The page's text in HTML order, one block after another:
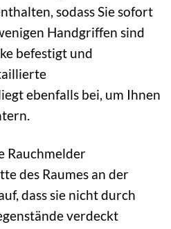
sodass Sie sofort
Handgriffen sind
befestigt und
ebenfalls bei, um Ihnen
Rauchmelder
des Raumes an der
dass sie nicht durch
verdeckt